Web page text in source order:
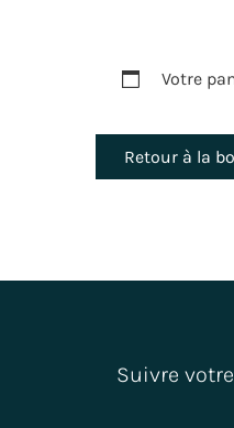
Votre
Retour à la
Suivre